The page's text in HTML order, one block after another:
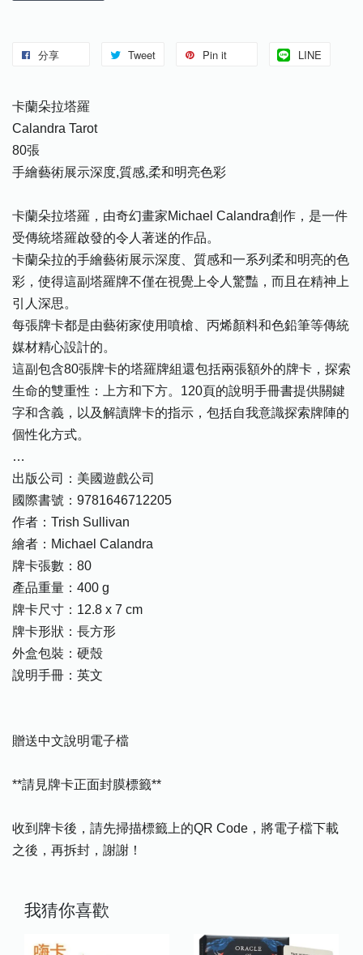
分享 Tweet Pin it LINE
卡蘭朵拉塔羅
Calandra Tarot
80張
手繪藝術展示深度,質感,柔和明亮色彩
卡蘭朵拉塔羅，由奇幻畫家Michael Calandra創作，是一件
受傳統塔羅啟發的令人著迷的作品。
卡蘭朵拉的手繪藝術展示深度、質感和一系列柔和明亮的色
彩，使得這副塔羅牌不僅在視覺上令人驚豔，而且在精神上
引人深思。
每張牌卡都是由藝術家使用噴槍、丙烯顏料和色鉛筆等傳統
媒材精心設計的。
這副包含80張牌卡的塔羅牌組還包括兩張額外的牌卡，探索
生命的雙重性：上方和下方。120頁的說明手冊書提供關鍵
字和含義，以及解讀牌卡的指示，包括自我意識探索牌陣的
個性化方式。
…
出版公司：美國遊戲公司
國際書號：9781646712205
作者：Trish Sullivan
繪者：Michael Calandra
牌卡張數：80
產品重量：400 g
牌卡尺寸：12.8 x 7 cm
牌卡形狀：長方形
外盒包裝：硬殼
說明手冊：英文
贈送中文說明電子檔
**請見牌卡正面封膜標籤**
收到牌卡後，請先掃描標籤上的QR Code，將電子檔下載
之後，再拆封，謝謝！
我猜你喜歡